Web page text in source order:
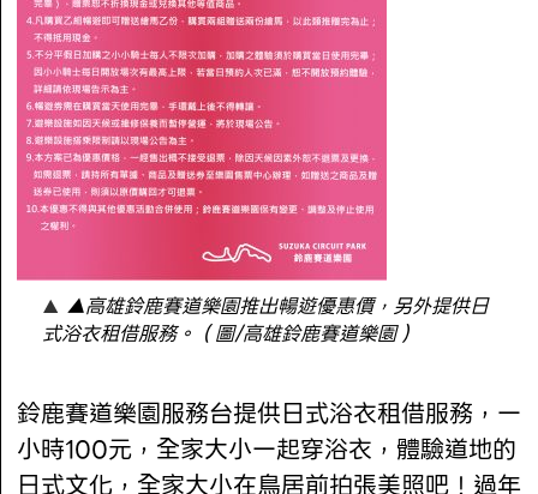
▲高雄鈴鹿賽道樂園推出暢遊優惠價，另外提供日
式浴衣租借服務。（圖/高雄鈴鹿賽道樂園）
鈴鹿賽道樂園服務台提供日式浴衣租借服務，一
小時100元，全家大小一起穿浴衣，體驗道地的
日式文化，全家大小在鳥居前拍張美照吧！過年